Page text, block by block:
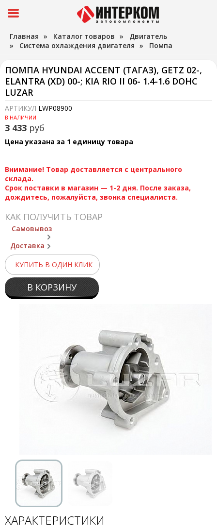
Главная » Каталог товаров » Двигатель
» Система охлаждения двигателя » Помпа
ПОМПА HYUNDAI ACCENT (ТАГАЗ), GETZ 02-,
ELANTRA (XD) 00-; KIA RIO II 06- 1.4-1.6 DOHC
LUZAR
АРТИКУЛ LWP08900
В НАЛИЧИИ
3 433 руб
Цена указана за 1 единицу товара
Внимание! Товар доставляется с центрального
склада.
Срок поставки в магазин — 1-2 дня. После заказа,
дождитесь, пожалуйста, звонка специалиста.
КАК ПОЛУЧИТЬ ТОВАР
Самовывоз
Доставка
КУПИТЬ В ОДИН КЛИК
В КОРЗИНУ
ХАРАКТЕРИСТИКИ